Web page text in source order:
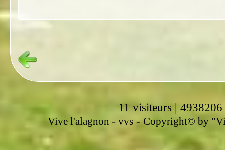
11 visiteurs | 4938206
Vive l'alagnon - vvs-Copyright© by